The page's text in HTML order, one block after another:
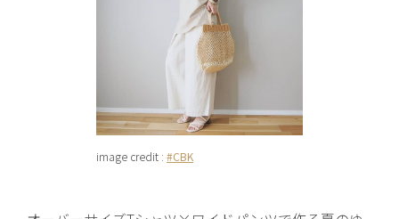
image credit : #CBK